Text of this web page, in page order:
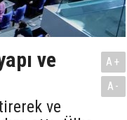
ve
ve
A+
A-